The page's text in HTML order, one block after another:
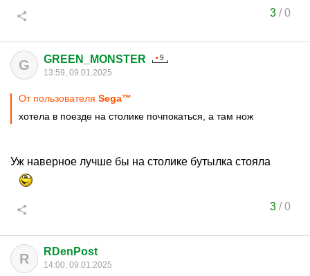
3/0
G GREEN_MONSTER
13:59, 09.01.2025
От пользователя Sega™
хотела в поезде на столике почпокаться, а там нож
Уж наверное лучше бы на столике бутылка стояла
3/0
R RDenPost
14:00, 09.01.2025